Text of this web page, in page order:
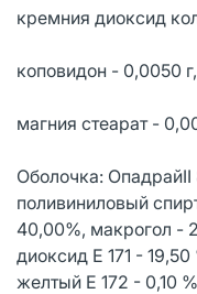
кремния диоксид
коповидон - 0,0050 г,
магния стеарат -
Оболочка:
поливиниловый
40,00%, макрогол -
диоксид Е 171 -
желтый Е 172 - 0,10